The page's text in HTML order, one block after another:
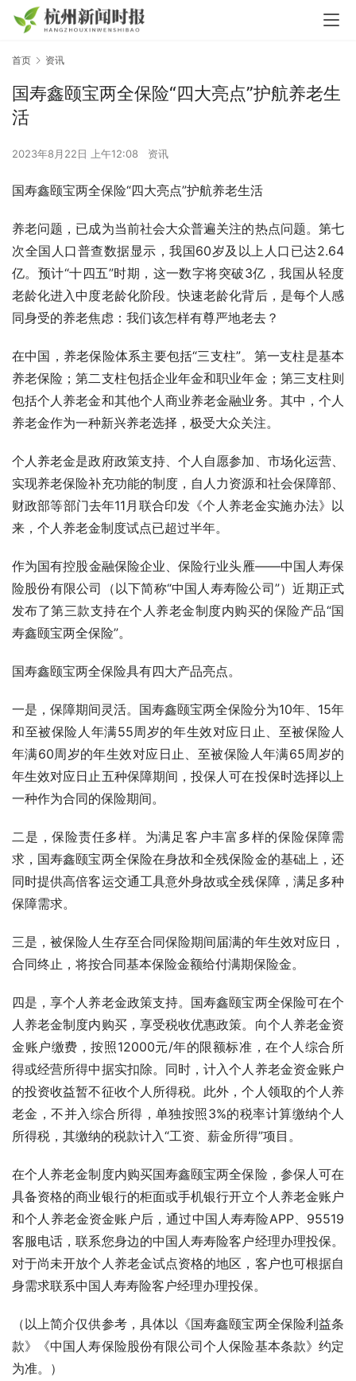
首页 资讯
国寿鑫颐宝两全保险“四大亮点”护航养老生
活
2023年8月22日 上午12:08 资讯
国寿鑫颐宝两全保险“四大亮点”护航养老生活
养老问题，已成为当前社会大众普遍关注的热点问题。第七
次全国人口普查数据显示，我国60岁及以上人口已达2.64
亿。预计“十四五”时期，这一数字将突破3亿，我国从轻度
老龄化进入中度老龄化阶段。快速老龄化背后，是每个人感
同身受的养老焦虑：我们该怎样有尊严地老去？
在中国，养老保险体系主要包括“三支柱”。第一支柱是基本
养老保险；第二支柱包括企业年金和职业年金；第三支柱则
包括个人养老金和其他个人商业养老金融业务。其中，个人
养老金作为一种新兴养老选择，极受大众关注。
个人养老金是政府政策支持、个人自愿参加、市场化运营、
实现养老保险补充功能的制度，自人力资源和社会保障部、
财政部等部门去年11月联合印发《个人养老金实施办法》以
来，个人养老金制度试点已超过半年。
作为国有控股金融保险企业、保险行业头雁——中国人寿保
险股份有限公司（以下简称“中国人寿寿险公司”）近期正式
发布了第三款支持在个人养老金制度内购买的保险产品“国
寿鑫颐宝两全保险”。
国寿鑫颐宝两全保险具有四大产品亮点。
一是，保障期间灵活。国寿鑫颐宝两全保险分为10年、15年
和至被保险人年满55周岁的年生效对应日止、至被保险人
年满60周岁的年生效对应日止、至被保险人年满65周岁的
年生效对应日止五种保障期间，投保人可在投保时选择以上
一种作为合同的保险期间。
二是，保险责任多样。为满足客户丰富多样的保险保障需
求，国寿鑫颐宝两全保险在身故和全残保险金的基础上，还
同时提供高倍客运交通工具意外身故或全残保障，满足多种
保障需求。
三是，被保险人生存至合同保险期间届满的年生效对应日，
合同终止，将按合同基本保险金额给付满期保险金。
四是，享个人养老金政策支持。国寿鑫颐宝两全保险可在个
人养老金制度内购买，享受税收优惠政策。向个人养老金资
金账户缴费，按照12000元/年的限额标准，在个人综合所
得或经营所得中据实扣除。同时，计入个人养老金资金账户
的投资收益暂不征收个人所得税。此外，个人领取的个人养
老金，不并入综合所得，单独按照3%的税率计算缴纳个人
所得税，其缴纳的税款计入“工资、薪金所得”项目。
在个人养老金制度内购买国寿鑫颐宝两全保险，参保人可在
具备资格的商业银行的柜面或手机银行开立个人养老金账户
和个人养老金资金账户后，通过中国人寿寿险APP、95519
客服电话，联系您身边的中国人寿寿险客户经理办理投保。
对于尚未开放个人养老金试点资格的地区，客户也可根据自
身需求联系中国人寿寿险客户经理办理投保。
（以上简介仅供参考，具体以《国寿鑫颐宝两全保险利益条
款》《中国人寿保险股份有限公司个人保险基本条款》约定
为准。）